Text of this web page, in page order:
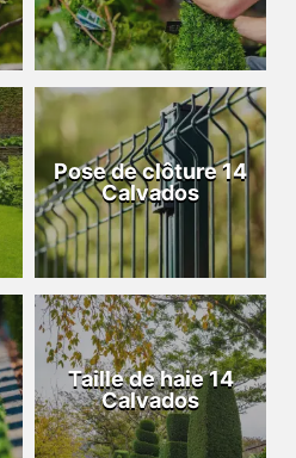
Pose de clôture 14
Calvados
Taille de haie 14
Calvados